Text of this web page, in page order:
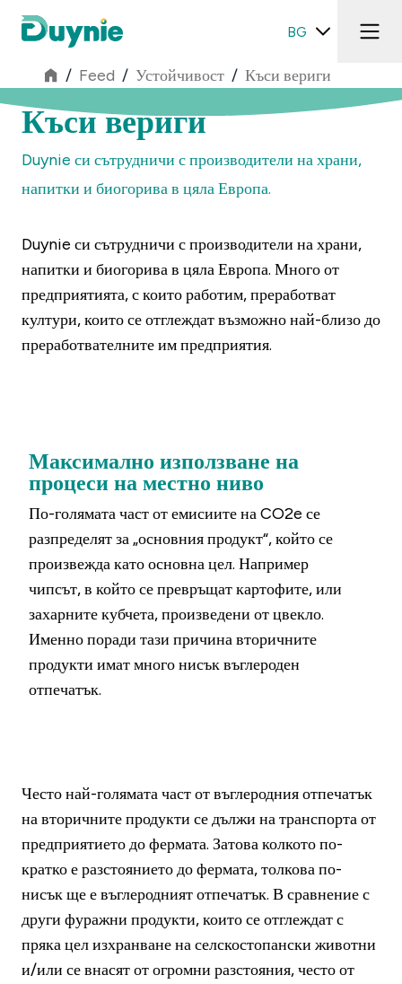
BG
/ Feed / Устойчивост / Къси вериги
Къси вериги
Duynie си сътрудничи с производители на храни,
напитки и биогорива в цяла Европа.
Duynie си сътрудничи с производители на храни,
напитки и биогорива в цяла Европа. Много от
предприятията, с които работим, преработват
култури, които се отглеждат възможно най-близо до
преработвателните им предприятия.
Максимално използване на
процеси на местно ниво
По-голямата част от емисиите на CO2e се
разпределят за „основния продукт“, който се
произвежда като основна цел. Например
чипсът, в който се превръщат картофите, или
захарните кубчета, произведени от цвекло.
Именно поради тази причина вторичните
продукти имат много нисък въглероден
отпечатък.
Често най-голямата част от въглеродния отпечатък
на вторичните продукти се дължи на транспорта от
предприятието до фермата. Затова колкото по-
кратко е разстоянието до фермата, толкова по-
нисък ще е въглеродният отпечатък. В сравнение с
други фуражни продукти, които се отглеждат с
пряка цел изхранване на селскостопански животни
и/или се внасят от огромни разстояния, често от